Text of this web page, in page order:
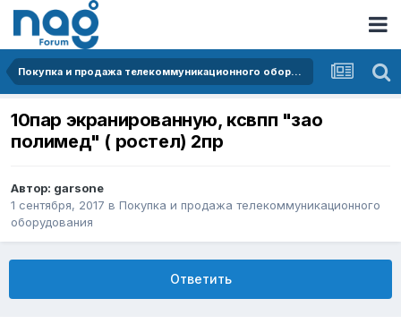
Покупка и продажа телекоммуникационного оборудования
10пар экранированную, ксвпп "зао
полимед" ( ростел) 2пр
Автор: garsone
1 сентября, 2017 в Покупка и продажа телекоммуникационного
оборудования
Ответить